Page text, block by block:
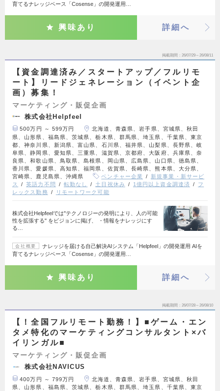
育てるナレッジベース「Cosense」の開発運用…
興味あり 詳細へ
掲載期間 26/07/29～26/08/11
【資金調達済み／スタートアップ／フルリモ
ート】リードジェネレーション（イベント企
画）募集！
マーケティング・販促企画
株式会社Helpfeel
500万円 ～ 599万円
北海道、青森県、岩手県、宮城県、秋田
県、山形県、福島県、茨城県、栃木県、群馬県、埼玉県、千葉県、東京
都、神奈川県、新潟県、富山県、石川県、福井県、山梨県、長野県、岐
阜県、静岡県、愛知県、三重県、滋賀県、京都府、大阪府、兵庫県、奈
良県、和歌山県、鳥取県、島根県、岡山県、広島県、山口県、徳島県、
香川県、愛媛県、高知県、福岡県、佐賀県、長崎県、熊本県、大分県、
宮崎県、鹿児島県、沖縄県
ベンチャー企業
新規事業・新サービ
ス
英語力不問 転勤なし 土日祝休み 1億円以上資金調達済
フ
レックス勤務
リモートワーク可能
株式会社Helpfeelでは"テクノロジーの発明により、人の可能
性を拡張する" をビジョンに掲げ、 ・情報をナレッジにす
る…
会社概要
ナレッジを届ける自己解決AIシステム「Helpfeel」の開発運用 AIを
育てるナレッジベース「Cosense」の開発運用…
興味あり 詳細へ
掲載期間 26/07/28～26/08/10
【！全国フルリモート勤務！】■ゲーム・エン
タメ特化のマーケティングコンサルタント×バ
イリンガル■
マーケティング・販促企画
株式会社NAVICUS
400万円 ～ 799万円
北海道、青森県、岩手県、宮城県、秋田
県、山形県、福島県、茨城県、栃木県、群馬県、埼玉県、千葉県、東京